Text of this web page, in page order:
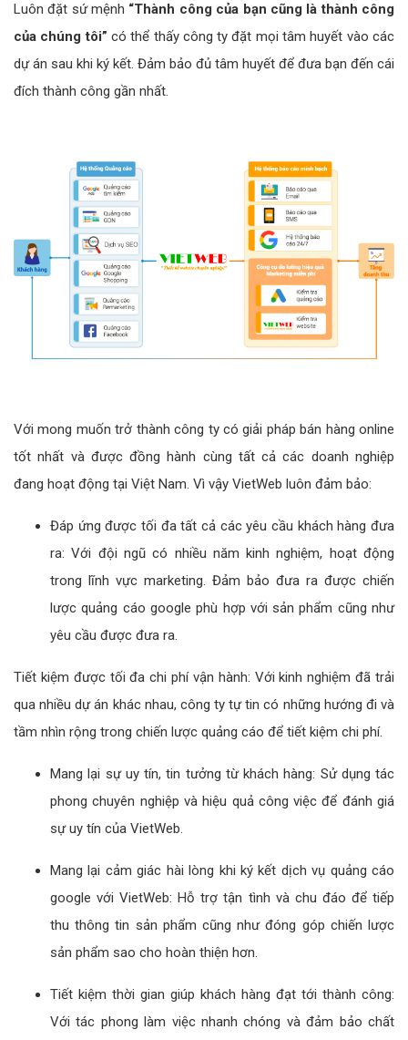
Luôn đặt sứ mệnh “Thành công của bạn cũng là thành công
của chúng tôi” có thể thấy công ty đặt mọi tâm huyết vào các
dự án sau khi ký kết. Đảm bảo đủ tâm huyết để đưa bạn đến cái
đích thành công gần nhất.
Với mong muốn trở thành công ty có giải pháp bán hàng online
tốt nhất và được đồng hành cùng tất cả các doanh nghiệp
đang hoạt động tại Việt Nam. Vì vậy VietWeb luôn đảm bảo:
Đáp ứng được tối đa tất cả các yêu cầu khách hàng đưa
ra: Với đội ngũ có nhiều năm kinh nghiệm, hoạt động
trong lĩnh vực marketing. Đảm bảo đưa ra được chiến
lược quảng cáo google phù hợp với sản phẩm cũng như
yêu cầu được đưa ra.
Tiết kiệm được tối đa chi phí vận hành: Với kinh nghiệm đã trải
qua nhiều dự án khác nhau, công ty tự tin có những hướng đi và
tầm nhìn rộng trong chiến lược quảng cáo để tiết kiệm chi phí.
Mang lại sự uy tín, tin tưởng từ khách hàng: Sử dụng tác
phong chuyên nghiệp và hiệu quả công việc để đánh giá
sự uy tín của VietWeb.
Mang lại cảm giác hài lòng khi ký kết dịch vụ quảng cáo
google với VietWeb: Hỗ trợ tận tình và chu đáo để tiếp
thu thông tin sản phẩm cũng như đóng góp chiến lược
sản phẩm sao cho hoàn thiện hơn.
Tiết kiệm thời gian giúp khách hàng đạt tới thành công:
Với tác phong làm việc nhanh chóng và đảm bảo chất